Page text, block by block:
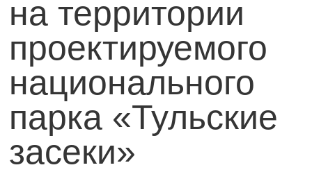
на территории
проектируемого
национального
парка «Тульские
засеки»